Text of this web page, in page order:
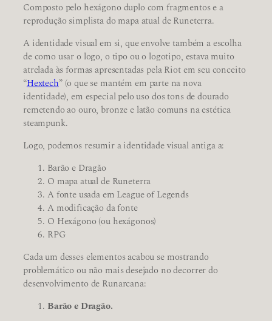
Composto pelo hexágono duplo com fragmentos e a
reprodução simplista do mapa atual de Runeterra.
A identidade visual em si, que envolve também a escolha
de como usar o logo, o tipo ou o logotipo, estava muito
atrelada às formas apresentadas pela Riot em seu conceito
“Hextech” (o que se mantém em parte na nova
identidade), em especial pelo uso dos tons de dourado
remetendo ao ouro, bronze e latão comuns na estética
steampunk.
Logo, podemos resumir a identidade visual antiga a:
Barão e Dragão
O mapa atual de Runeterra
A fonte usada em League of Legends
A modificação da fonte
O Hexágono (ou hexágonos)
RPG
Cada um desses elementos acabou se mostrando
problemático ou não mais desejado no decorrer do
desenvolvimento de Runarcana:
Barão e Dragão.